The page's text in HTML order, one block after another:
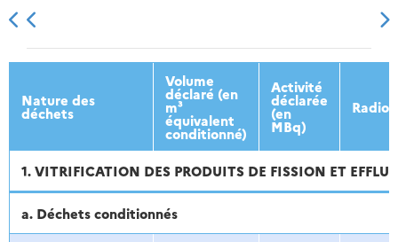
2013 2014 2015 2016
Nature des
déchets
Volume
déclaré (en
m³
équivalent
conditionné)
Activité
déclarée
(en
MBq)
1. VITRIFICATION DES PRODUITS DE FISSION ET
a. Déchets conditionnés